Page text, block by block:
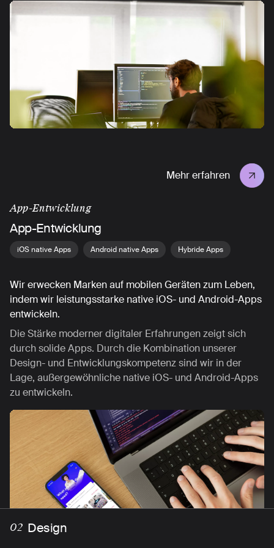
Strategie
02 Design
Visualisierung
Technologie
Mehr erfahren
App-Entwicklung
App-Entwicklung
iOS native Apps Android native Apps Hybride Apps
Wir erwecken Marken auf mobilen Geräten zum Leben,
indem wir leistungsstarke native iOS- und Android-Apps
entwickeln.
Die Stärke moderner digitaler Erfahrungen zeigt sich
durch solide Apps. Durch die Kombination unserer
Design- und Entwicklungskompetenz sind wir in der
Lage, außergewöhnliche native iOS- und Android-Apps
zu entwickeln.